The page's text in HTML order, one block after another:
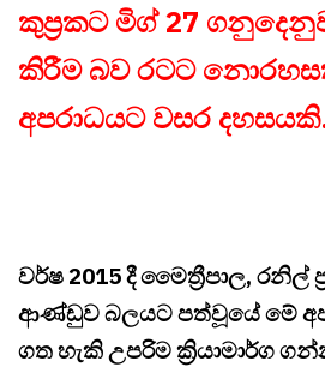
කුප්‍රකට මිග් 27
කිරීම බව රටට
අපරාධයට වසර
වර්ෂ 2015 දී මෛත්‍රීපාල, රනිල්
ආණ්ඩුව බලයට පත්වූයේ මේ
ගත හැකි උපරිම ක්‍රියාමාර්ග